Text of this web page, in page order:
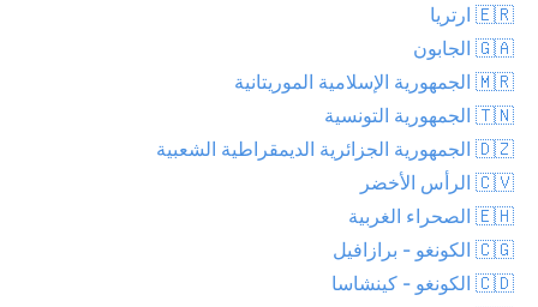
🇪🇷 ارتريا
🇬🇦 الجابون
🇲🇷 الجمهورية الإسلامية الموريتانية
🇹🇳 الجمهورية التونسية
🇩🇿 الجمهورية الجزائرية الديمقراطية الشعبية
🇨🇻 الرأس الأخضر
🇪🇭 الصحراء الغربية
🇨🇬 الكونغو - برازافيل
🇨🇩 الكونغو - كينشاسا